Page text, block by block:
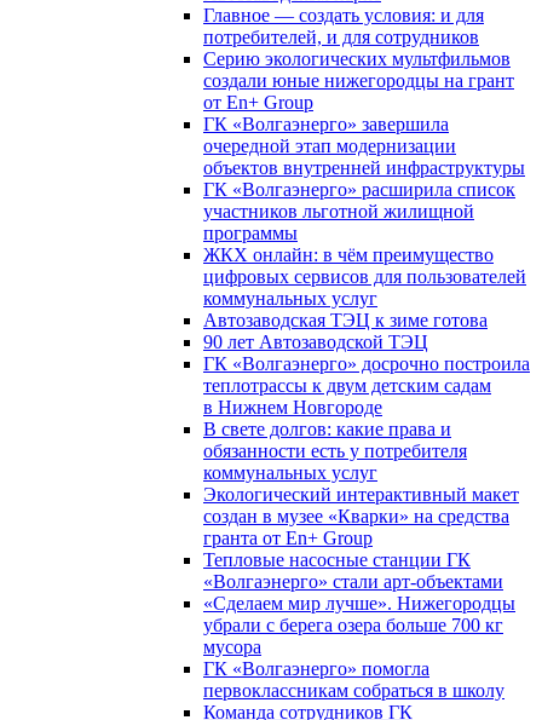
Главное — создать условия: и для
потребителей, и для сотрудников
Серию экологических мультфильмов
создали юные нижегородцы на грант
от En+ Group
ГК «Волгаэнерго» завершила
очередной этап модернизации
объектов внутренней инфраструктуры
ГК «Волгаэнерго» расширила список
участников льготной жилищной
программы
ЖКХ онлайн: в чём преимущество
цифровых сервисов для пользователей
коммунальных услуг
Автозаводская ТЭЦ к зиме готова
90 лет Автозаводской ТЭЦ
ГК «Волгаэнерго» досрочно построила
теплотрассы к двум детским садам
в Нижнем Новгороде
В свете долгов: какие права и
обязанности есть у потребителя
коммунальных услуг
Экологический интерактивный макет
создан в музее «Кварки» на средства
гранта от En+ Group
Тепловые насосные станции ГК
«Волгаэнерго» стали арт-объектами
«Сделаем мир лучше». Нижегородцы
убрали с берега озера больше 700 кг
мусора
ГК «Волгаэнерго» помогла
первоклассникам собраться в школу
Команда сотрудников ГК